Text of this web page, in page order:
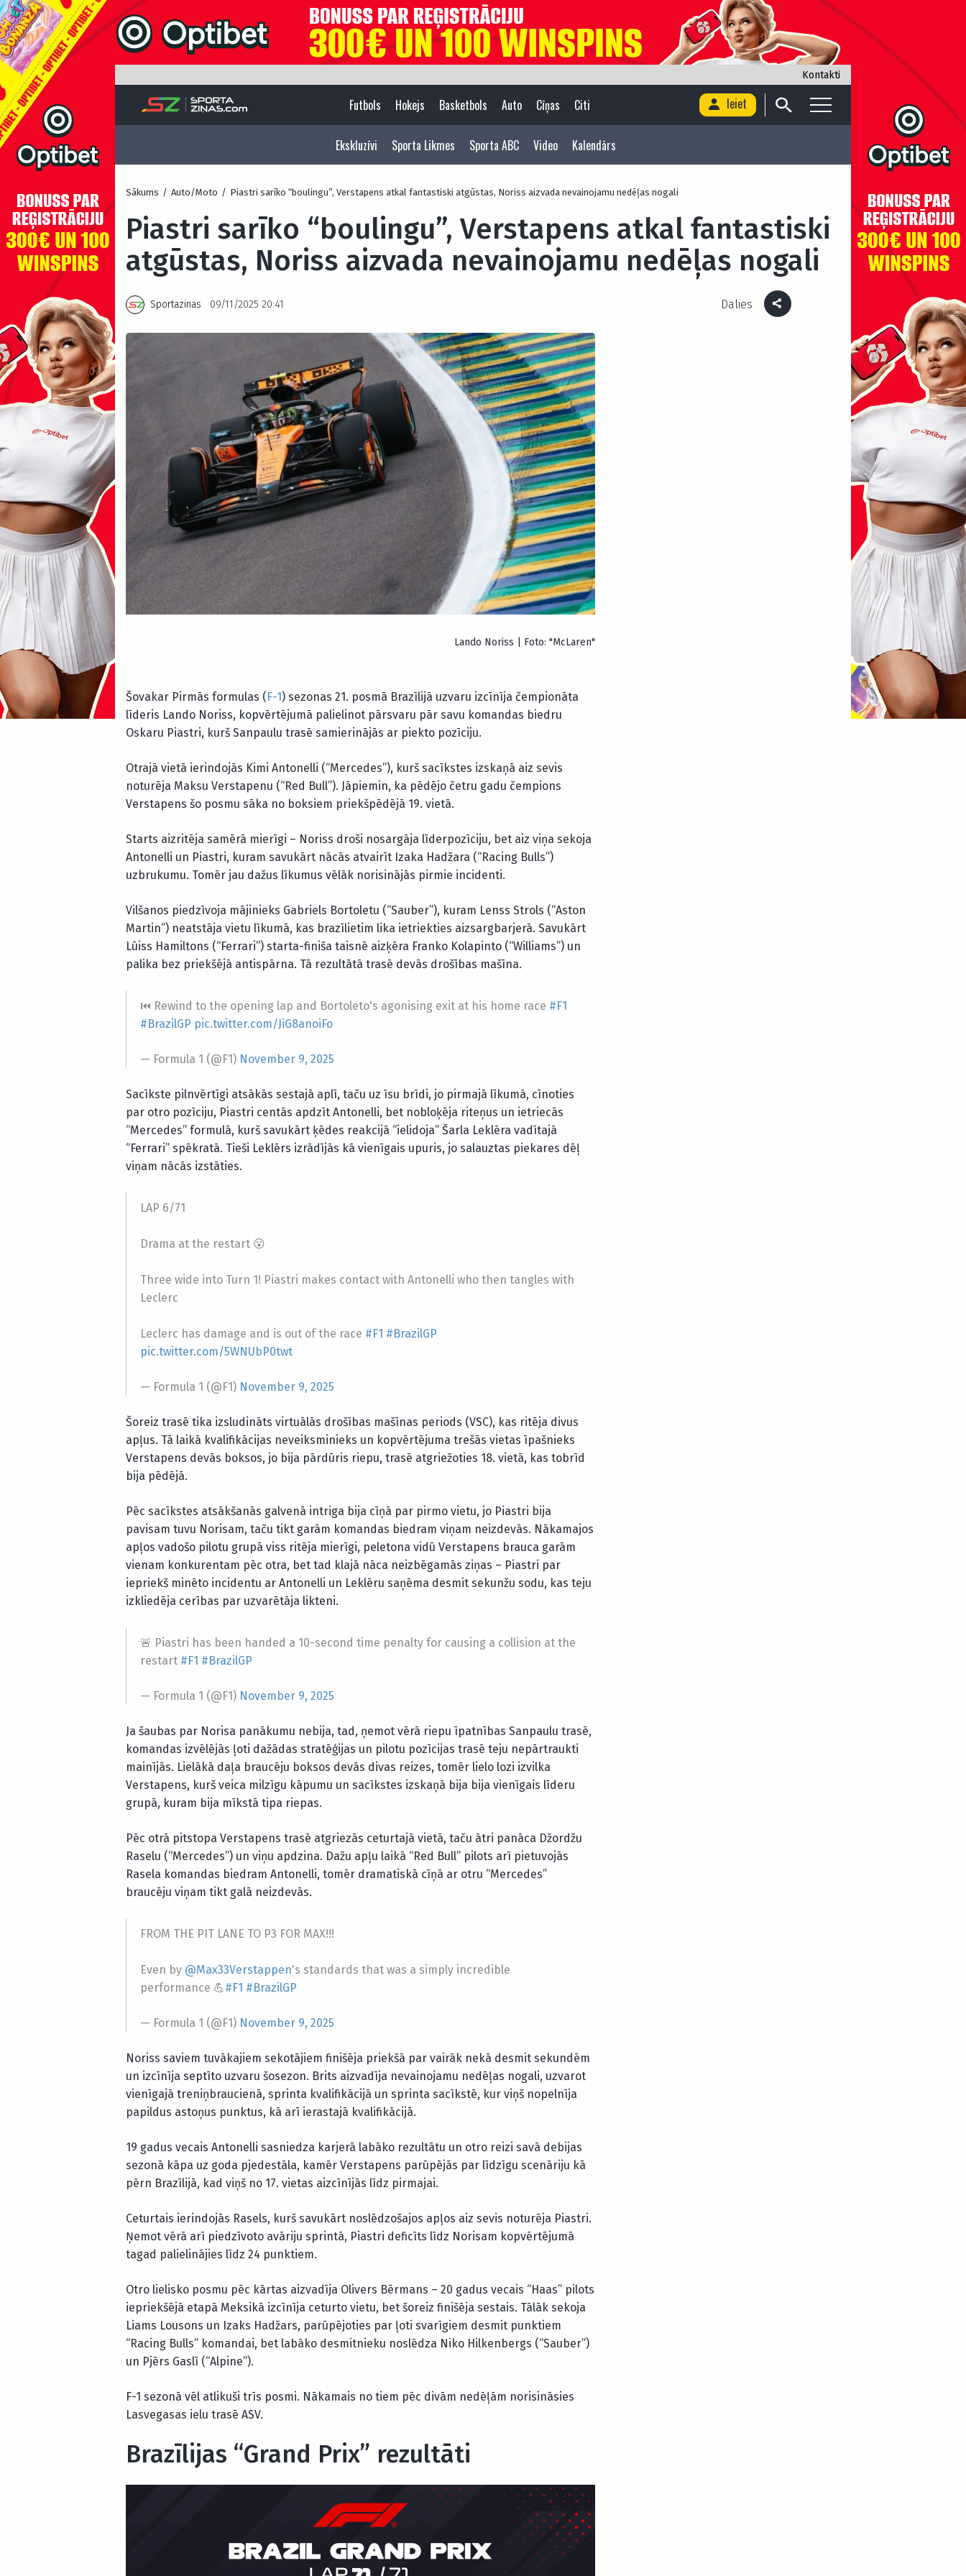
Kontakti
Futbols Hokejs Basketbols Auto Cīņas Citi Ieiet
Ekskluzīvi Sporta Likmes Sporta ABC Video Kalendārs
Sākums / Auto/Moto / Piastri sarīko “boulingu”, Verstapens atkal fantastiski atgūstas, Noriss aizvada nevainojamu nedēļas nogali
Piastri sarīko “boulingu”, Verstapens atkal fantastiski
atgūstas, Noriss aizvada nevainojamu nedēļas nogali
Sportazinas 09/11/2025 20:41 Dalies
Lando Noriss | Foto: "McLaren"
Šovakar Pirmās formulas (F-1) sezonas 21. posmā Brazīlijā uzvaru izcīnīja čempionāta
līderis Lando Noriss, kopvērtējumā palielinot pārsvaru pār savu komandas biedru
Oskaru Piastri, kurš Sanpaulu trasē samierinājās ar piekto pozīciju.
Otrajā vietā ierindojās Kimi Antonelli (“Mercedes”), kurš sacīkstes izskaņā aiz sevis
noturēja Maksu Verstapenu (“Red Bull”). Jāpiemin, ka pēdējo četru gadu čempions
Verstapens šo posmu sāka no boksiem priekšpēdējā 19. vietā.
Starts aizritēja samērā mierīgi – Noriss droši nosargāja līderpozīciju, bet aiz viņa sekoja
Antonelli un Piastri, kuram savukārt nācās atvairīt Izaka Hadžara (“Racing Bulls”)
uzbrukumu. Tomēr jau dažus līkumus vēlāk norisinājās pirmie incidenti.
Vilšanos piedzīvoja mājinieks Gabriels Bortoletu (“Sauber”), kuram Lenss Strols (“Aston
Martin”) neatstāja vietu līkumā, kas brazīlietim lika ietriekties aizsargbarjerā. Savukārt
Lūiss Hamiltons (“Ferrari”) starta-finiša taisnē aizķēra Franko Kolapinto (“Williams”) un
palika bez priekšējā antispārna. Tā rezultātā trasē devās drošības mašīna.
⏮️ Rewind to the opening lap and Bortoleto's agonising exit at his home race #F1
#BrazilGP pic.twitter.com/JiG8anoiFo
— Formula 1 (@F1) November 9, 2025
Sacīkste pilnvērtīgi atsākās sestajā aplī, taču uz īsu brīdi, jo pirmajā līkumā, cīnoties
par otro pozīciju, Piastri centās apdzīt Antonelli, bet nobloķēja riteņus un ietriecās
“Mercedes” formulā, kurš savukārt ķēdes reakcijā “ielidoja” Šarla Leklēra vadītajā
“Ferrari” spēkratā. Tieši Leklērs izrādījās kā vienīgais upuris, jo salauztas piekares dēļ
viņam nācās izstāties.
LAP 6/71
Drama at the restart 😮
Three wide into Turn 1! Piastri makes contact with Antonelli who then tangles with
Leclerc
Leclerc has damage and is out of the race #F1 #BrazilGP
pic.twitter.com/5WNUbP0twt
— Formula 1 (@F1) November 9, 2025
Šoreiz trasē tika izsludināts virtuālās drošības mašīnas periods (VSC), kas ritēja divus
apļus. Tā laikā kvalifikācijas neveiksminieks un kopvērtējuma trešās vietas īpašnieks
Verstapens devās boksos, jo bija pārdūris riepu, trasē atgriežoties 18. vietā, kas tobrīd
bija pēdējā.
Pēc sacīkstes atsākšanās galvenā intriga bija cīņā par pirmo vietu, jo Piastri bija
pavisam tuvu Norisam, taču tikt garām komandas biedram viņam neizdevās. Nākamajos
apļos vadošo pilotu grupā viss ritēja mierīgi, peletona vidū Verstapens brauca garām
vienam konkurentam pēc otra, bet tad klajā nāca neizbēgamās ziņas – Piastri par
iepriekš minēto incidentu ar Antonelli un Leklēru saņēma desmit sekunžu sodu, kas teju
izkliedēja cerības par uzvarētāja likteni.
🚨 Piastri has been handed a 10-second time penalty for causing a collision at the
restart #F1 #BrazilGP
— Formula 1 (@F1) November 9, 2025
Ja šaubas par Norisa panākumu nebija, tad, ņemot vērā riepu īpatnības Sanpaulu trasē,
komandas izvēlējās ļoti dažādas stratēģijas un pilotu pozīcijas trasē teju nepārtraukti
mainījās. Lielākā daļa braucēju boksos devās divas reizes, tomēr lielo lozi izvilka
Verstapens, kurš veica milzīgu kāpumu un sacīkstes izskaņā bija bija vienīgais līderu
grupā, kuram bija mīkstā tipa riepas.
Pēc otrā pitstopa Verstapens trasē atgriezās ceturtajā vietā, taču ātri panāca Džordžu
Raselu (“Mercedes”) un viņu apdzina. Dažu apļu laikā “Red Bull” pilots arī pietuvojās
Rasela komandas biedram Antonelli, tomēr dramatiskā cīņā ar otru “Mercedes”
braucēju viņam tikt galā neizdevās.
FROM THE PIT LANE TO P3 FOR MAX!!!
Even by @Max33Verstappen's standards that was a simply incredible
performance 💪#F1 #BrazilGP
— Formula 1 (@F1) November 9, 2025
Noriss saviem tuvākajiem sekotājiem finišēja priekšā par vairāk nekā desmit sekundēm
un izcīnīja septīto uzvaru šosezon. Brits aizvadīja nevainojamu nedēļas nogali, uzvarot
vienīgajā treniņbraucienā, sprinta kvalifikācijā un sprinta sacīkstē, kur viņš nopelnīja
papildus astoņus punktus, kā arī ierastajā kvalifikācijā.
19 gadus vecais Antonelli sasniedza karjerā labāko rezultātu un otro reizi savā debijas
sezonā kāpa uz goda pjedestāla, kamēr Verstapens parūpējās par līdzīgu scenāriju kā
pērn Brazīlijā, kad viņš no 17. vietas aizcīnījās līdz pirmajai.
Ceturtais ierindojās Rasels, kurš savukārt noslēdzošajos apļos aiz sevis noturēja Piastri.
Ņemot vērā arī piedzīvoto avāriju sprintā, Piastri deficīts līdz Norisam kopvērtējumā
tagad palielinājies līdz 24 punktiem.
Otro lielisko posmu pēc kārtas aizvadīja Olivers Bērmans – 20 gadus vecais “Haas” pilots
iepriekšējā etapā Meksikā izcīnīja ceturto vietu, bet šoreiz finišēja sestais. Tālāk sekoja
Liams Lousons un Izaks Hadžars, parūpējoties par ļoti svarīgiem desmit punktiem
“Racing Bulls” komandai, bet labāko desmitnieku noslēdza Niko Hilkenbergs (“Sauber”)
un Pjērs Gaslī (“Alpine”).
F-1 sezonā vēl atlikuši trīs posmi. Nākamais no tiem pēc divām nedēļām norisināsies
Lasvegasas ielu trasē ASV.
Brazīlijas “Grand Prix” rezultāti